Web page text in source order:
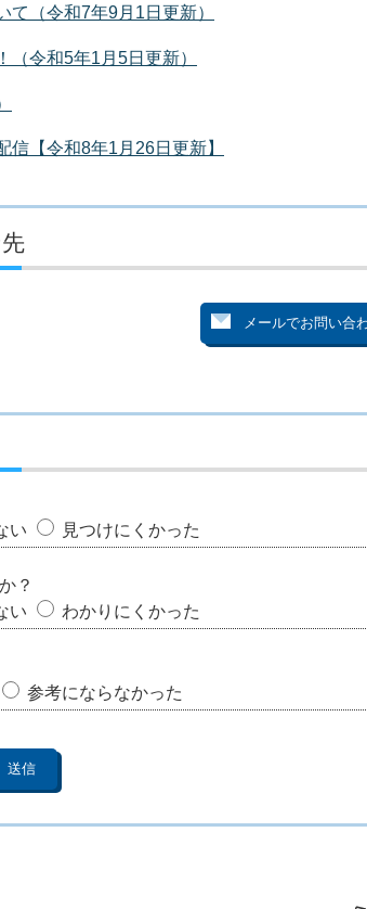
（令和7年9月1日更新）
令和5年1月5日更新）
【令和8年1月26日更新】
い 見つけにくかった
？
い わかりにくかった
参考にならなかった